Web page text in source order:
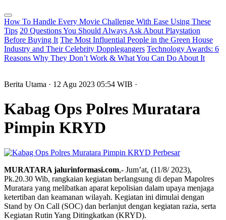
How To Handle Every Movie Challenge With Ease Using These
Tips 20 Questions You Should Always Ask About Playstation
Before Buying It The Most Influential People in the Green House
Industry and Their Celebrity Dopplegangers Technology Awards: 6
Reasons Why They Don’t Work & What You Can Do About It
Berita Utama · 12 Agu 2023 05:54 WIB ·
Kabag Ops Polres Muratara
Pimpin KRYD
Perbesar
MURATARA jalurinformasi.com,- Jum’at, (11/8/ 2023),
Pk.20.30 Wib, rangkaian kegiatan berlangsung di depan Mapolres
Muratara yang melibatkan aparat kepolisian dalam upaya menjaga
ketertiban dan keamanan wilayah. Kegiatan ini dimulai dengan
Stand by On Call (SOC) dan berlanjut dengan kegiatan razia, serta
Kegiatan Rutin Yang Ditingkatkan (KRYD).